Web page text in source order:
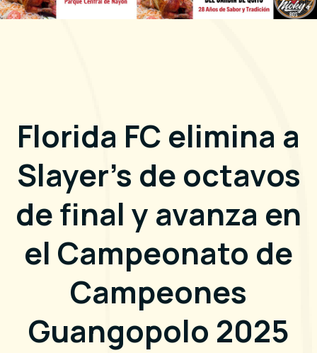
Florida FC elimina a
Slayer’s de octavos
de final y avanza en
el Campeonato de
Campeones
Guangopolo 2025